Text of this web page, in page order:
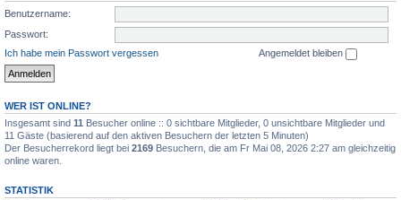
Benutzername:
Passwort:
Ich habe mein Passwort vergessen
Angemeldet bleiben
WER IST ONLINE?
Insgesamt sind 11 Besucher online :: 0 sichtbare Mitglieder, 0 unsichtbare Mitglieder und
11 Gäste (basierend auf den aktiven Besuchern der letzten 5 Minuten)
Der Besucherrekord liegt bei 2169 Besuchern, die am Fr Mai 08, 2026 2:27 am gleichzeitig
online waren.
STATISTIK